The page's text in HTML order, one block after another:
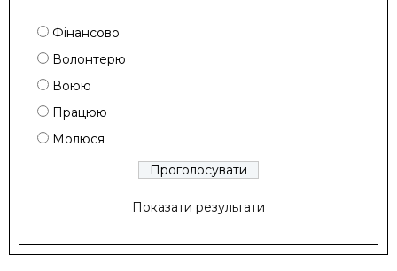
Фінансово
Волонтерю
Воюю
Працюю
Молюся
Показати результати